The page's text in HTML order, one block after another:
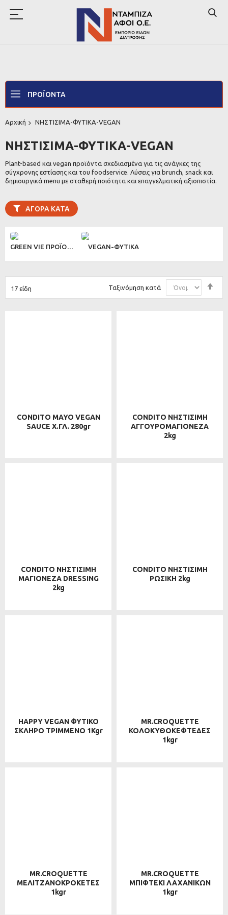
ΠΡΟΪΌΝΤΑ
Αρχική ΝΗΣΤΙΣΙΜΑ-ΦΥΤΙΚΑ-VEGAN
ΝΗΣΤΙΣΙΜΑ-ΦΥΤΙΚΑ-VEGAN
Plant-based και vegan προϊόντα σχεδιασμένα για τις ανάγκες της
σύγχρονης εστίασης και του foodservice. Λύσεις για brunch, snack και
δημιουργικά menu με σταθερή ποιότητα και επαγγελματική αξιοπιστία.
GREEN VIE ΠΡΟΪΟΝΤΑ VEGAN-ΦΥΤΙΚΑ
17 είδη Ταξινόμηση κατά
CONDITO MAYO VEGAN
SAUCE Χ.ΓΛ. 280gr
CONDITO ΝΗΣΤΙΣΙΜΗ
ΑΓΓΟΥΡΟΜΑΓΙΟΝΕΖΑ
2kg
CONDITO ΝΗΣΤΙΣΙΜΗ
ΜΑΓΙΟΝΕΖΑ DRESSING
2kg
CONDITO ΝΗΣΤΙΣΙΜΗ
ΡΩΣΙΚΗ 2kg
HAPPY VEGAN ΦΥΤΙΚΟ
ΣΚΛΗΡΟ ΤΡΙΜΜΕΝΟ 1Kgr
MR.CROQUETTE
ΚΟΛΟΚΥΘΟΚΕΦΤΕΔΕΣ
1kgr
MR.CROQUETTE
ΜΕΛΙΤΖΑΝΟΚΡΟΚΕΤΕΣ
1kgr
MR.CROQUETTE
ΜΠΙΦΤΕΚΙ ΛΑΧΑΝΙΚΩΝ
1kgr
ΑΓΟΡΆ ΚΑΤΆ